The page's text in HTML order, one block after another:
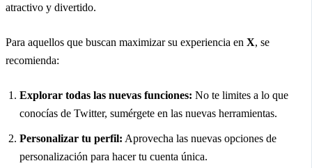
atractivo y divertido.
Para aquellos que buscan maximizar su experiencia en X, se
recomienda:
Explorar todas las nuevas funciones: No te limites a lo que
conocías de Twitter, sumérgete en las nuevas herramientas.
Personalizar tu perfil: Aprovecha las nuevas opciones de
personalización para hacer tu cuenta única.